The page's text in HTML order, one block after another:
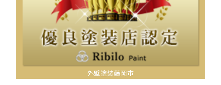
外壁塗装藤岡市